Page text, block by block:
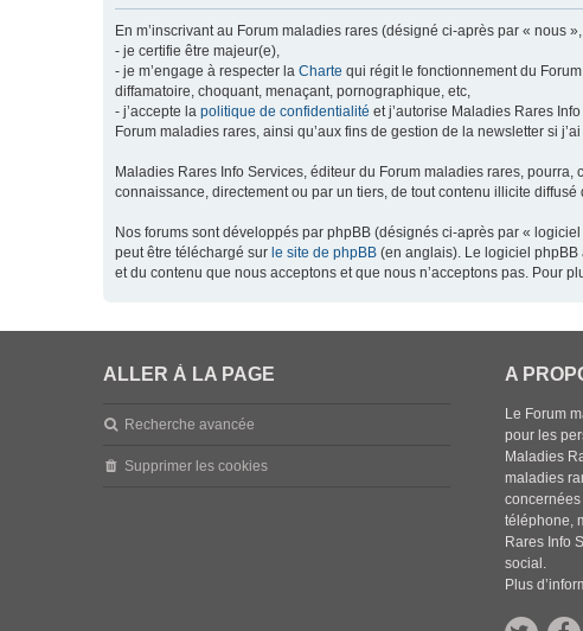
En m’inscrivant au Forum maladies rares (désigné ci-après par « nous
- je certifie être majeur(e),
- je m’engage à respecter la Charte qui régit le fonctionnement du
diffamatoire, choquant, menaçant, pornographique, etc,
- j’accepte la politique de confidentialité et j’autorise Maladies Rares
Forum maladies rares, ainsi qu’aux fins de gestion de la newsletter si
Maladies Rares Info Services, éditeur du Forum maladies rares,
connaissance, directement ou par un tiers, de tout contenu illicite diffusé
Nos forums sont développés par phpBB (désignés ci-après par «
peut être téléchargé sur le site de phpBB (en anglais). Le logiciel
et du contenu que nous acceptons et que nous n’acceptons pas. Pour
ALLER À LA PAGE
Recherche avancée
Supprimer les cookies
A
Le Forum
pour les
Maladies
maladies
téléphone,
Rares Info
social.
Plus